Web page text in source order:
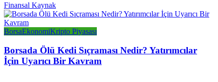
Finansal Kaynak
BorsaEkonomiKripto Piyasası
Borsada Ölü Kedi Sıçraması Nedir? Yatırımcılar
İçin Uyarıcı Bir Kavram